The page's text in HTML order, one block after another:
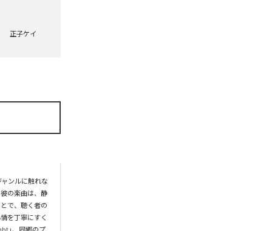
正子ケイ
ンルに触れな
の楽曲は、静
で、聴く者の
を丁寧にすく